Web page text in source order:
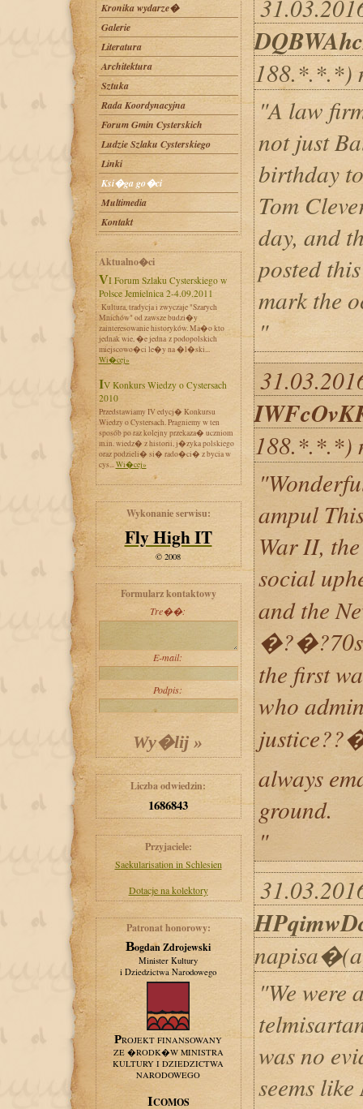
Kronika wydarze�
Galerie
Literatura
Architektura
Sztuka
Rada Koordynacyjna
Forum Gmin Cysterskich
Ludzie Szlaku Cysterskiego
Linki
Ksi�ga go�ci
Multimedia
Kontakt
Aktualno�ci
VI Forum Szlaku Cysterskiego w
Polsce Jemielnica 2-4.09.2011
Kultura, tradycja i zwyczaje "Szarych
Mnichów" od zawsze budzi�y
zainteresowanie historyków. Ma�o kto
jednak wie, �e jedna z podopolskich
miejscowo�ci le�y na �l�ski...
Wi�cej»
IV Konkurs Wiedzy o Cystersach
2010
Przedstawiamy IV edycj� Konkursu
Wiedzy o Cystersach. Pragniemy w ten
sposób po raz kolejny przekaza� uczniom
m.in. wiedz� z historii, j�zyka polskiego
oraz podzieli� si� rado�ci� z bycia w
cys...Wi�cej»
Wykonanie serwisu:
Fly High IT
© 2008
Formularz kontaktowy
Tre��:
E-mail:
Podpis:
Liczba odwiedzin:
1686843
Przyjaciele:
Saekularisation in Schlesien
Dotacje na kolektory
Patronat honorowy:
Bogdan Zdrojewski
Minister Kultury
i Dziedzictwa Narodowego
PROJEKT FINANSOWANY
ZE �RODK�W MINISTRA
KULTURY I DZIEDZICTWA
NARODOWEGO
ICOMOS
188.*.*.*)
"A law
not just
birthday
Tom
day, and
posted
mark the
"
188.*.*.*)
ampul
War II,
social
and the
the first
who
always
ground.
"
"We were
was no
seems